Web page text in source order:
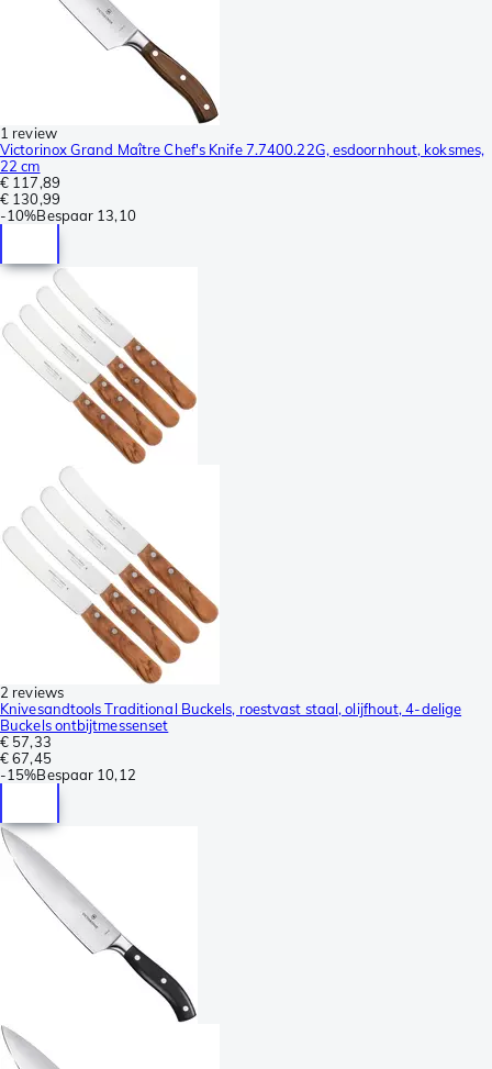
1 review
Victorinox Grand Maître Chef's Knife 7.7400.22G, esdoornhout, koksmes,
22 cm
€ 117,89
€ 130,99
-10%Bespaar 13,10
2 reviews
Knivesandtools Traditional Buckels, roestvast staal, olijfhout, 4-delige
Buckels ontbijtmessenset
€ 57,33
€ 67,45
-15%Bespaar 10,12